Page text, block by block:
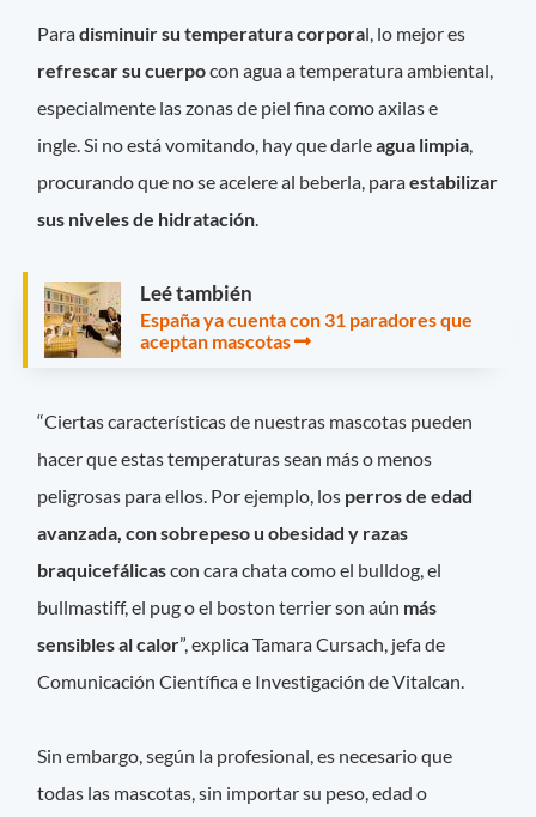
Paradisminuir su temperatura corporal, lo mejor es
refrescar su cuerpocon agua a temperatura ambiental,
especialmente las zonas de piel fina como axilas e
ingle. Si no está vomitando, hay que darleagua limpia
procurando que no se acelere al beberla, paraestabilizar
sus niveles de hidratación
Leé también
España ya cuenta con 31 paradores que
aceptan mascotas
“Ciertas características de nuestras mascotas pueden
hacer que estas temperaturas sean más o menos
peligrosas para ellos. Por ejemplo, los perros de edad
avanzada, con sobrepeso u obesidad y razas
braquicefálicascon cara chata como el bulldog, el
bullmastiff, el pug o el boston terrier son aún más
sensibles al calor”, explica Tamara Cursach, jefa de
Comunicación Científica e Investigación de Vitalcan.
Sin embargo, según la profesional, es necesario que
todas las mascotas, sin importar su peso, edad o